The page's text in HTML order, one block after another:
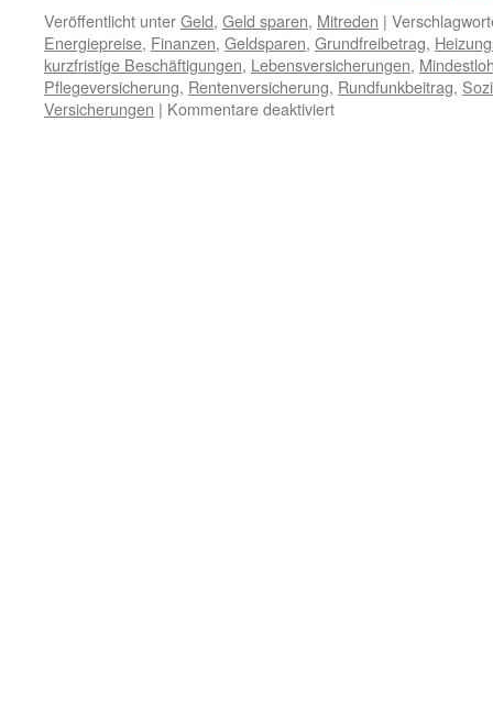
Veröffentlicht unterGeld, Geld sparen, Mitreden |
Energiepreise, Finanzen, Geldsparen, Grundfreibetrag,
kurzfristige Beschäftigungen, Lebensversicherungen,
Pflegeversicherung, Rentenversicherung, Rundfunkbeitrag,
Versicherungen | Kommentare deaktiviert